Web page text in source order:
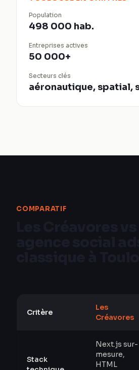
Population
498 000 hab.
Entreprises actives
50 000+
Secteurs clés
aéronautique, spatial,
COMPARATIF
Critère
Les
Créavores
Stack
Next.js sur-
mesure,
HTML